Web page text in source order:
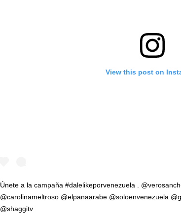
View this post on
Únete a la campaña #dalelikeporvenezuela .
@carolinameltroso @elpanaarabe @soloenvenezuela
@shaggitv